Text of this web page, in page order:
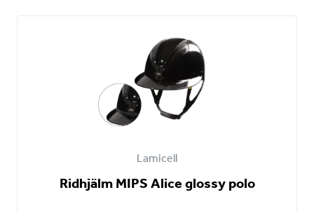
Lamicell
Ridhjälm MIPS Alice glossy polo